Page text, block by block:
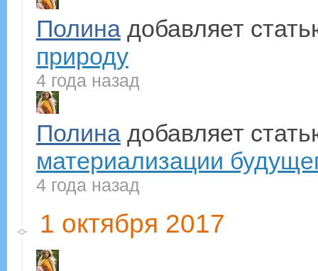
Полинадобавляет
природу
4 года назад
Полинадобавляет
материализации
4 года назад
1 октября 2017